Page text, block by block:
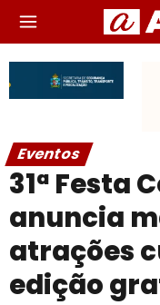
Eventos
31ª Festa
anuncia
atrações
edição